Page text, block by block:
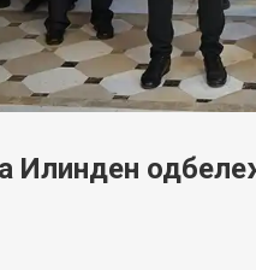
Илинден